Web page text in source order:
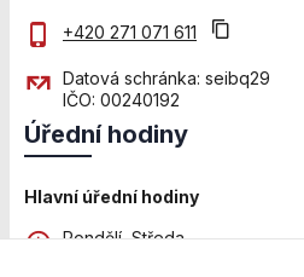
+420 271 071 611
Datová schránka: seibq29
IČO: 00240192
Úřední hodiny
Hlavní úřední hodiny
Pondělí, Středa